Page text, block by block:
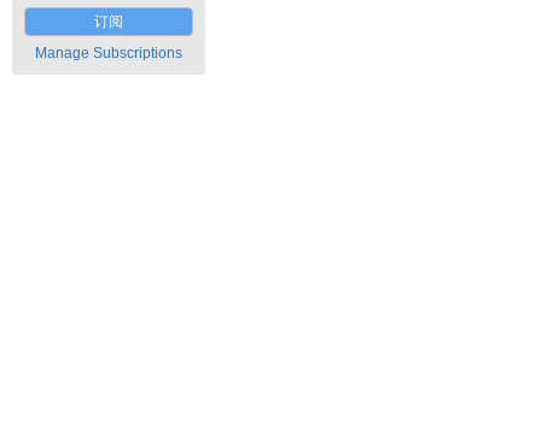
订阅
Manage Subscriptions